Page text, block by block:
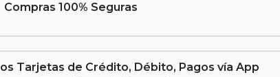
Compras 100% Seguras
Tarjetas de Crédito, Débito, Pagos vía App